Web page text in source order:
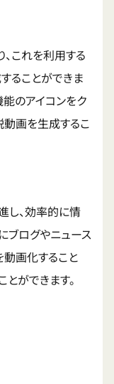
これを利用する
ることができま
のアイコンをク
動画を生成するこ
し、効率的に情
ブログやニュース
動画化すること
ができます。